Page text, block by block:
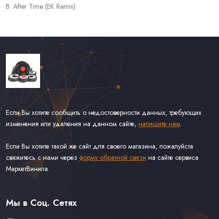
B. After Time (EK Remix)
Если Вы хотите сообщить о недостоверности данных, требующих
изменения или удаления на данном сайте, напишите нам.
Если Вы хотите такой же сайт для своего магазина, пожалуйста
свяжитесь с нами через форму обратной связи на сайте сервиса
МаркетВинила.
Каталог Винила, CD и Кассет
Доставка и Оплата
Мы в Соц. Сетях